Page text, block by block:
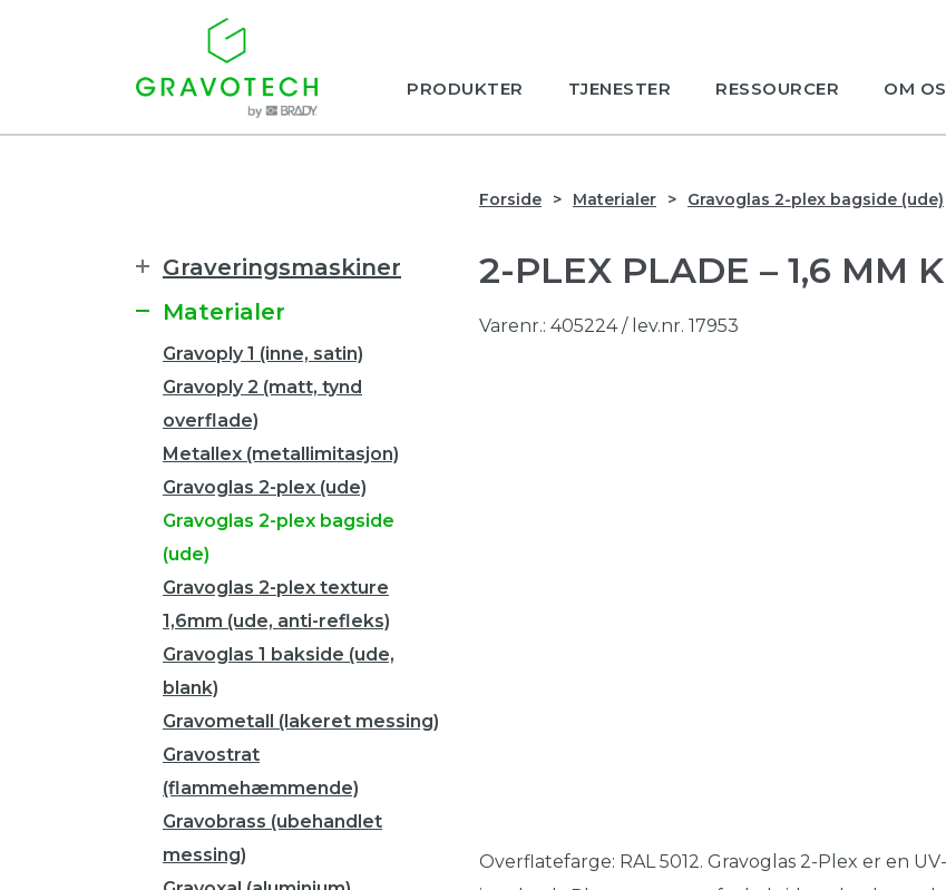
PRODUKTER TJENESTER RESSOURCER OM OS
Forside Materialer Gravoglas 2-plex bagside (ude)
2-PLEX PLADE – 1,6 MM
Varenr.: 405224 / lev.nr. 17953
Overflatefarge: RAL 5012. Gravoglas 2-Plex er en
Graveringsmaskiner
Materialer
Gravoply 1 (inne, satin)
Gravoply 2 (matt, tynd
overflade)
Metallex (metallimitasjon)
Gravoglas 2-plex (ude)
Gravoglas 2-plex bagside
(ude)
Gravoglas 2-plex texture
1,6mm (ude, anti-refleks)
Gravoglas 1 bakside (ude,
blank)
Gravometall (lakeret messing)
Gravostrat
(flammehæmmende)
Gravobrass (ubehandlet
messing)